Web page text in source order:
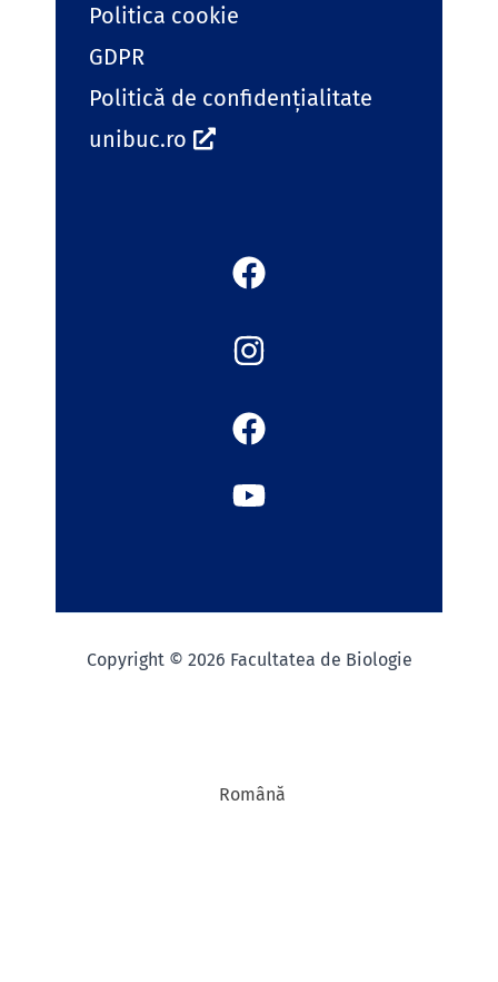
Politica cookie
GDPR
Politică de confidențialitate
unibuc.ro
Copyright © 2026 Facultatea de Biologie
Română